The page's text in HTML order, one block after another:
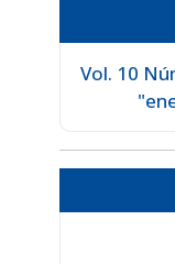
Vol. 10